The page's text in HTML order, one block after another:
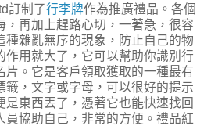
訂制了行李牌作為推廣禮品。各個
，再加上趕路心切，一著急，很容
種雜亂無序的現象，防止自己的物
作用就大了，它可以幫助你識別行
片。它是客戶領取獲取的一種最有
籤，文字或字母，可以很好的提示
是東西丟了，憑著它也能快速找回
員協助自己，非常的方便。禮品紅